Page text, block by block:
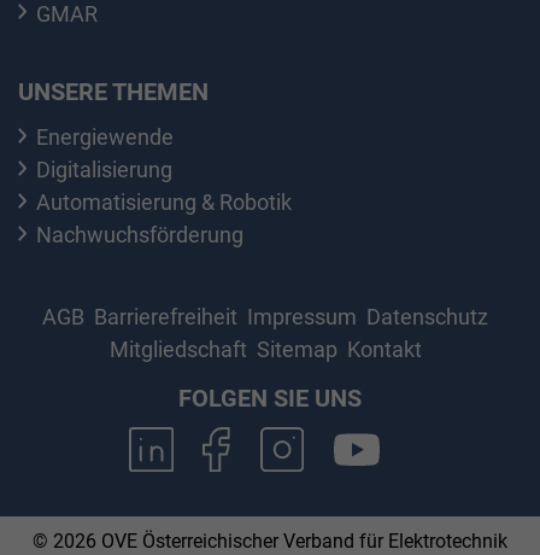
GMAR
UNSERE THEMEN
Energiewende
Digitalisierung
Automatisierung & Robotik
Nachwuchsförderung
AGB Barrierefreiheit Impressum Datenschutz
Mitgliedschaft Sitemap Kontakt
FOLGEN SIE UNS
© 2026 OVE Österreichischer Verband für Elektrotechnik